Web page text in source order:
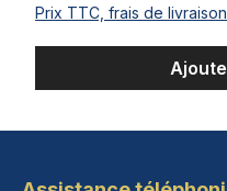
Prix TTC, frais de